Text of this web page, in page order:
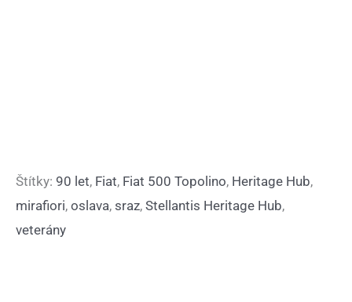
Štítky: 90 let, Fiat, Fiat 500 Topolino, Heritage Hub,
mirafiori, oslava, sraz, Stellantis Heritage Hub,
veterány